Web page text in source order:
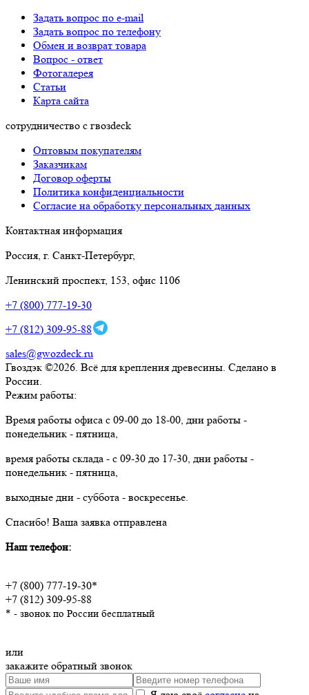
Задать вопрос по e-mail
Задать вопрос по телефону
Обмен и возврат товара
Вопрос - ответ
Фотогалерея
Статьи
Карта сайта
сотрудничество с гвозdeck
Оптовым покупателям
Заказчикам
Договор оферты
Политика конфиденциальности
Согласие на обработку персональных данных
Контактная информация
Россия, г. Санкт-Петербург,
Ленинский проспект, 153, офис 1106
+7 (800) 777-19-30
+7 (812) 309-95-88
sales@gwozdeck.ru
Гвоздэк ©2026. Всё для крепления древесины. Сделано в
России.
Режим работы:
Время работы офиса с 09-00 до 18-00, дни работы -
понедельник - пятница,
время работы склада - с 09-30 до 17-30, дни работы -
понедельник - пятница,
выходные дни - суббота - воскресенье.
Спасибо! Ваша заявка отправлена
Наш телефон:
+7 (800) 777-19-30*
+7 (812) 309-95-88
* - звонок по России бесплатный
или
закажите обратный звонок